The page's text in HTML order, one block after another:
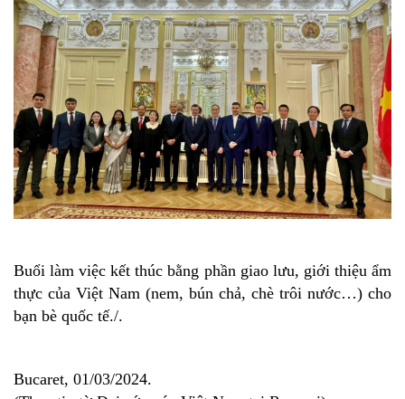
Buổi làm việc kết thúc bằng phần giao lưu, giới thiệu ẩm
thực của Việt Nam (nem, bún chả, chè trôi nước…) cho
bạn bè quốc tế./.
Bucaret, 01/03/2024.